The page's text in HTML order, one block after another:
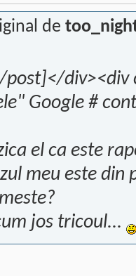
de
div><div
Google #
el ca este
meu este din
jos tricoul...